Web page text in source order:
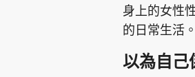
身上的女性
的日常生活。
以為自己